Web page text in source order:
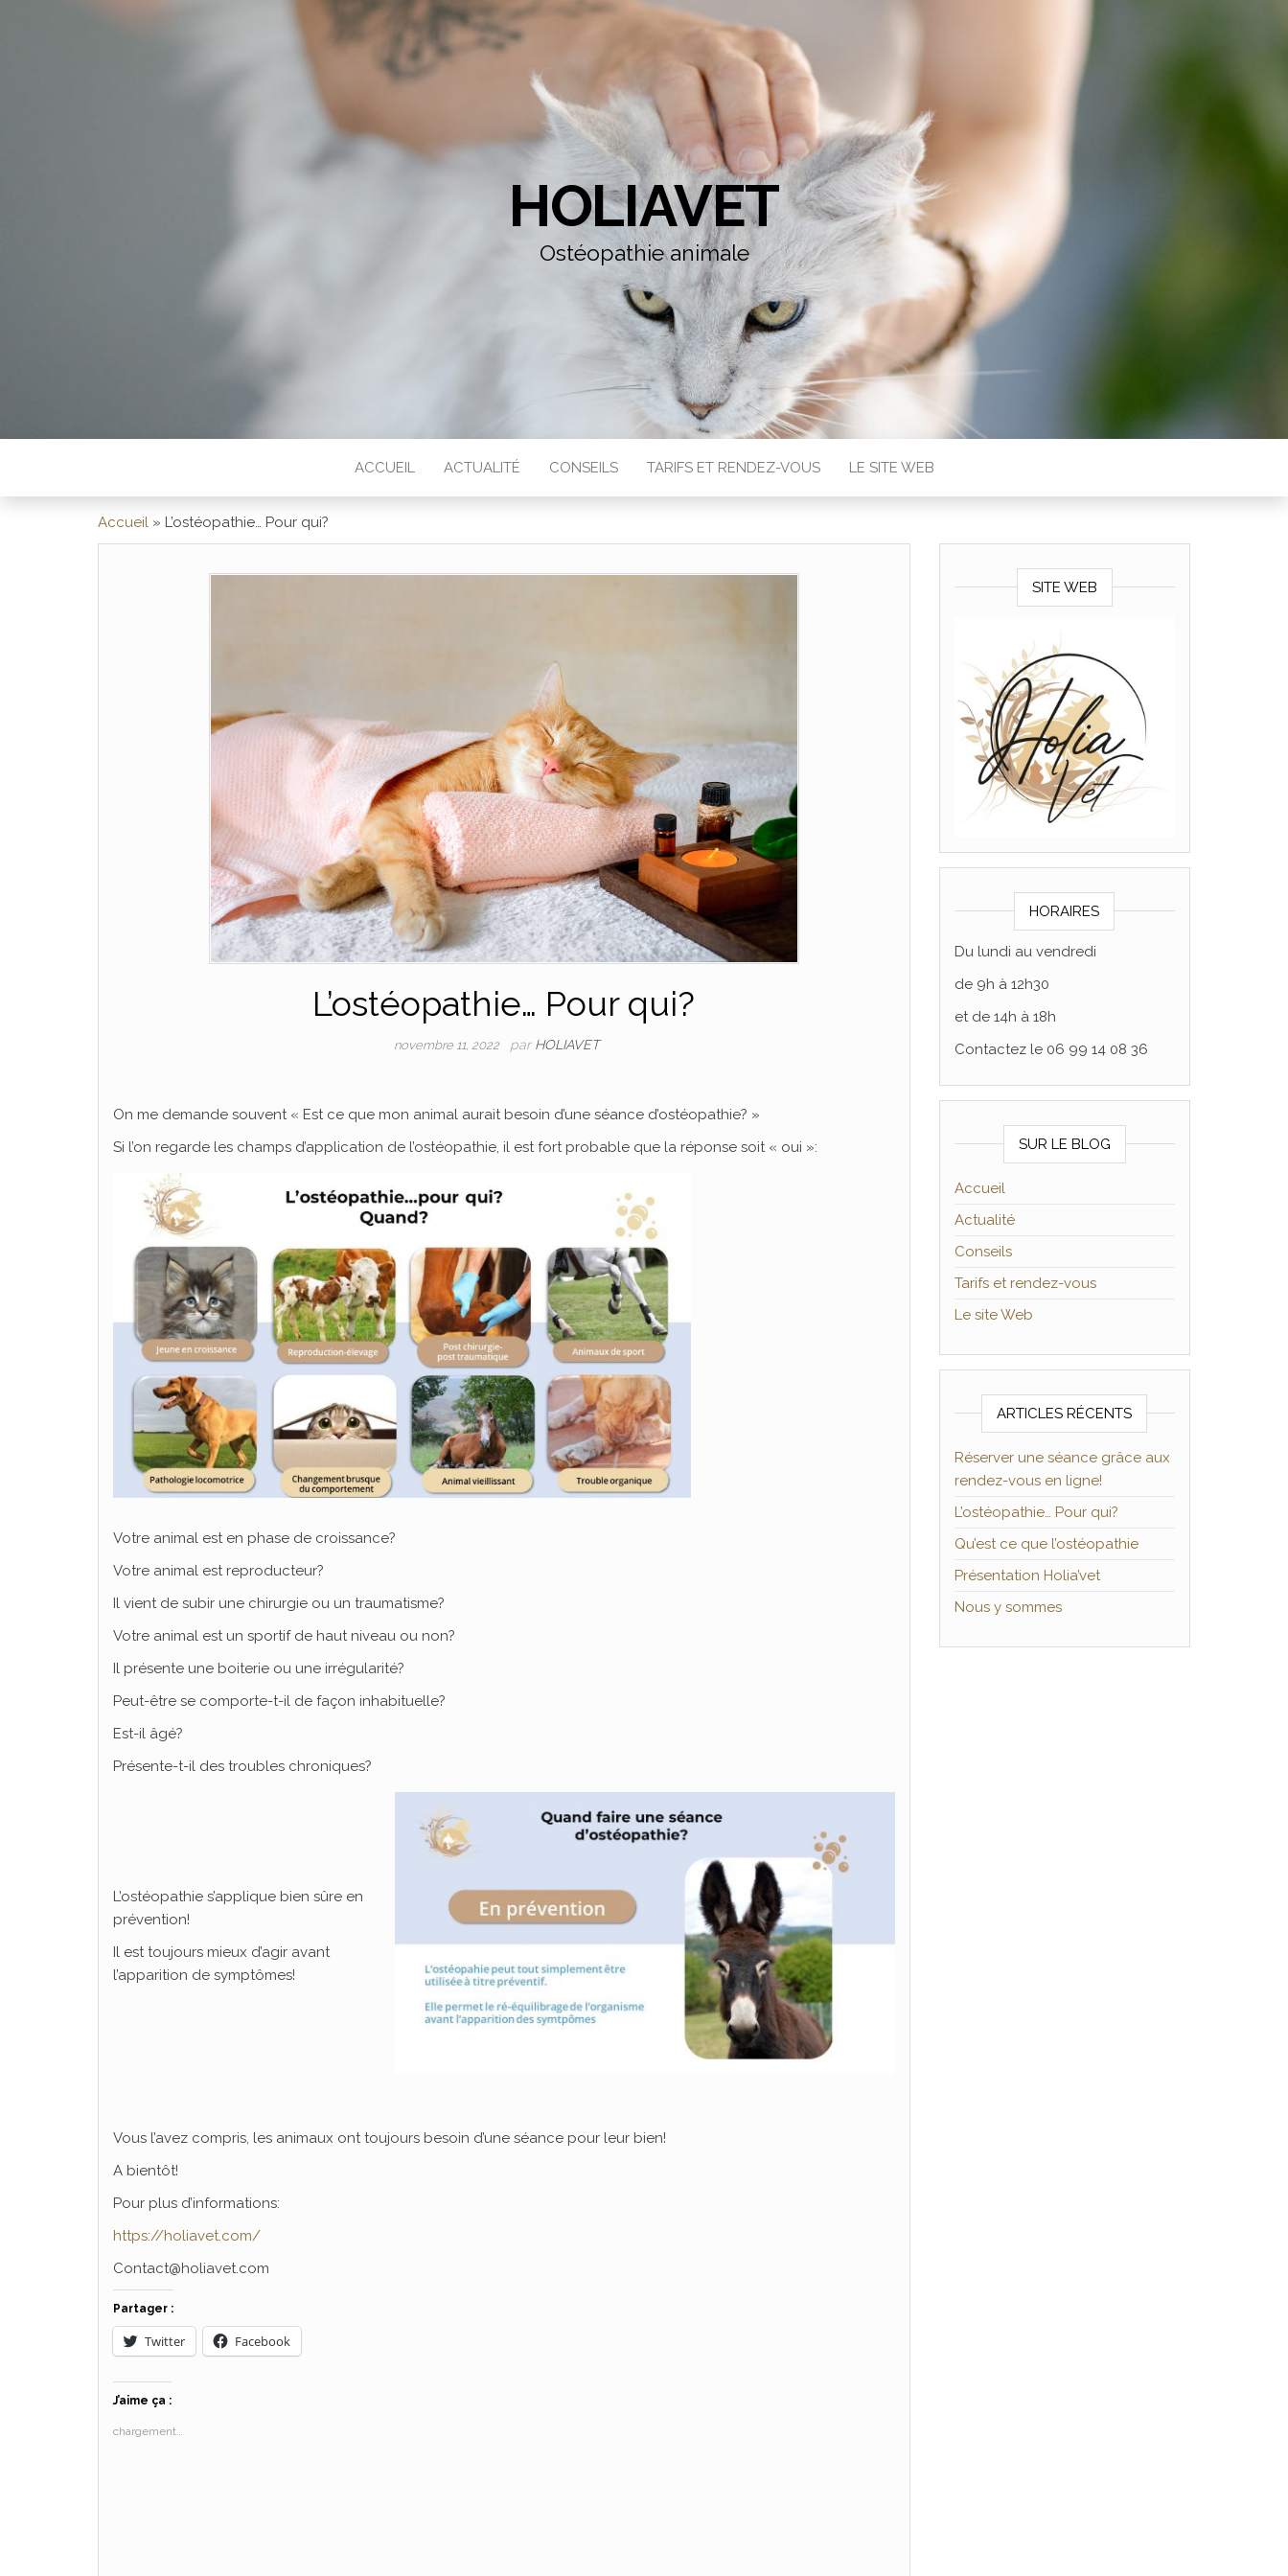
HOLIAVET
Ostéopathie animale
ACCUEIL ACTUALITÉ CONSEILS TARIFS ET RENDEZ-VOUS LE SITE WEB
Accueil » L’ostéopathie… Pour qui?
L’ostéopathie… Pour qui?
novembre 11, 2022 par HOLIAVET
On me demande souvent « Est ce que mon animal aurait besoin d’une séance d’ostéopathie? »
Si l’on regarde les champs d’application de l’ostéopathie, il est fort probable que la réponse soit « oui »:
Votre animal est en phase de croissance?
Votre animal est reproducteur?
Il vient de subir une chirurgie ou un traumatisme?
Votre animal est un sportif de haut niveau ou non?
Il présente une boiterie ou une irrégularité?
Peut-être se comporte-t-il de façon inhabituelle?
Est-il âgé?
Présente-t-il des troubles chroniques?
L’ostéopathie s’applique bien sûre en
prévention!
Il est toujours mieux d’agir avant
l’apparition de symptômes!
Vous l’avez compris, les animaux ont toujours besoin d’une séance pour leur bien!
A bientôt!
Pour plus d’informations:
https://holiavet.com/
Contact@holiavet.com
Partager :
Twitter Facebook
J’aime ça :
chargement…
SITE WEB
HORAIRES
Du lundi au vendredi
de 9h à 12h30
et de 14h à 18h
Contactez le 06 99 14 08 36
SUR LE BLOG
Accueil
Actualité
Conseils
Tarifs et rendez-vous
Le site Web
ARTICLES RÉCENTS
Réserver une séance grâce aux
rendez-vous en ligne!
L’ostéopathie… Pour qui?
Qu’est ce que l’ostéopathie
Présentation Holia’vet
Nous y sommes